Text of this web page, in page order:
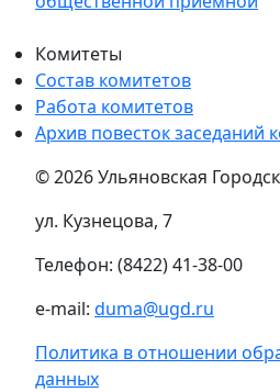
Комитеты
Состав комитетов
Работа комитетов
Архив повесток заседаний
© 2026 Ульяновская
ул. Кузнецова, 7
Телефон: (8422) 41-38-00
e-mail: duma@ugd.ru
Политика в отношении
данных